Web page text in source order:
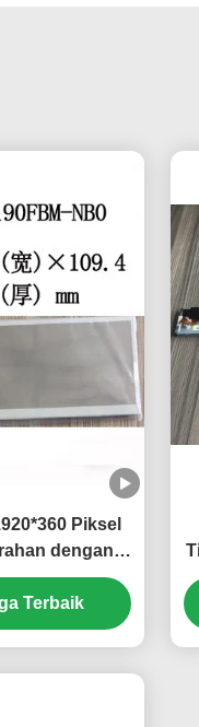
Piksel
dengan
Lemari
Terbaik